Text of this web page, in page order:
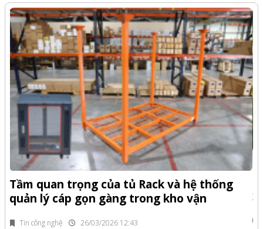
Tin công nghệ 26/03/2026 12:43
Tầm quan trọng của tủ Rack và hệ thống
quản lý cáp gọn gàng trong kho vận